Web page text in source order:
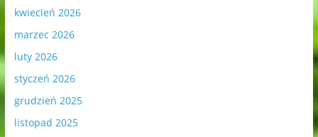
kwiecień 2026
marzec 2026
luty 2026
styczeń 2026
grudzień 2025
listopad 2025